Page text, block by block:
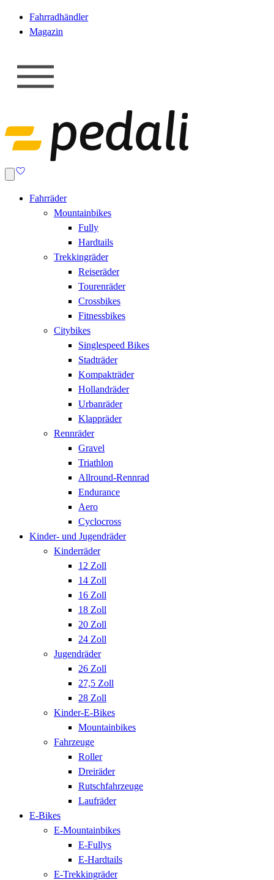
Fahrradhändler
Magazin
Fahrräder
Mountainbikes
Fully
Hardtails
Trekkingräder
Reiseräder
Tourenräder
Crossbikes
Fitnessbikes
Citybikes
Singlespeed Bikes
Stadträder
Kompakträder
Hollandräder
Urbanräder
Klappräder
Rennräder
Gravel
Triathlon
Allround-Rennrad
Endurance
Aero
Cyclocross
Kinder- und Jugendräder
Kinderräder
12 Zoll
14 Zoll
16 Zoll
18 Zoll
20 Zoll
24 Zoll
Jugendräder
26 Zoll
27,5 Zoll
28 Zoll
Kinder-E-Bikes
Mountainbikes
Fahrzeuge
Roller
Dreiräder
Rutschfahrzeuge
Laufräder
E-Bikes
E-Mountainbikes
E-Fullys
E-Hardtails
E-Trekkingräder